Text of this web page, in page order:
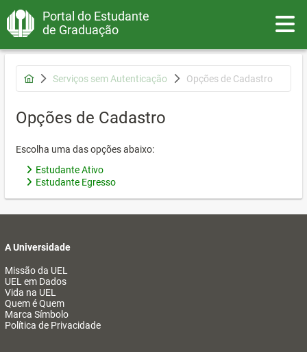
Portal do Estudante
de Graduação
Serviços sem Autenticação Opções de Cadastro
Opções de Cadastro
Escolha uma das opções abaixo:
Estudante Ativo
Estudante Egresso
A Universidade
Missão da UEL
UEL em Dados
Vida na UEL
Quem é Quem
Marca Símbolo
Política de Privacidade